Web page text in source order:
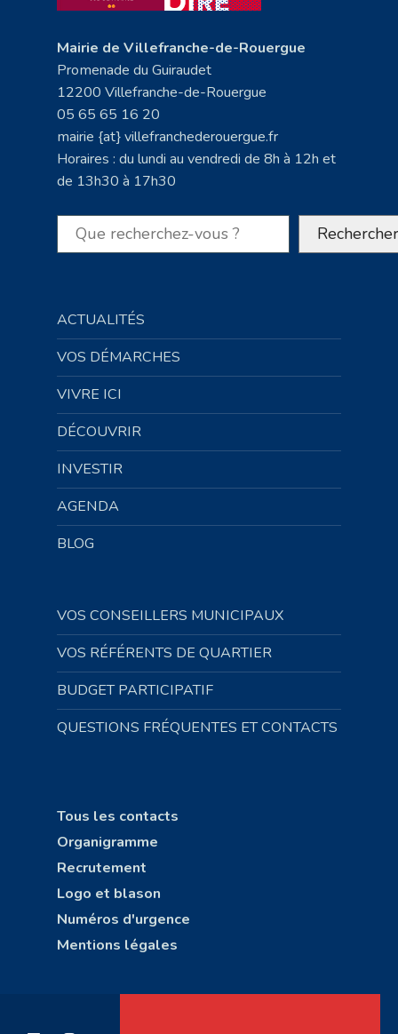
Mairie de Villefranche-de-Rouergue
Promenade du Guiraudet
12200 Villefranche-de-Rouergue
05 65 65 16 20
mairie {at} villefranchederouergue.fr
Horaires : du lundi au vendredi de 8h à 12h et
de 13h30 à 17h30
Rechercher Rechercher
ACTUALITÉS
VOS DÉMARCHES
VIVRE ICI
DÉCOUVRIR
INVESTIR
AGENDA
BLOG
VOS CONSEILLERS MUNICIPAUX
VOS RÉFÉRENTS DE QUARTIER
BUDGET PARTICIPATIF
QUESTIONS FRÉQUENTES ET CONTACTS
Tous les contacts
Organigramme
Recrutement
Logo et blason
Numéros d'urgence
Mentions légales